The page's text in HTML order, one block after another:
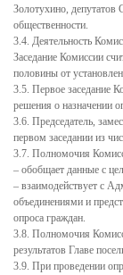
ТКМВ
Вакансии
Кадровый
Результаты и
Стандарты
Золотухино, депутатов
общественности.
3.4. Деятельность
Заседание Комиссии
половины от
3.5. Первое заседание
решения о назначении
3.6. Председатель,
первом заседании из
3.7. Полномочия
– обобщает данные с
– взаимодействует с
объединениями и
опроса граждан.
3.8. Полномочия
результатов Главе
3.9. При проведении